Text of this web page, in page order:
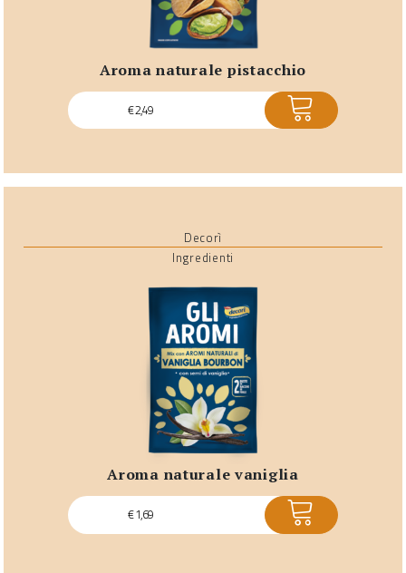
aroma naturale pistacchio
€2,49 ACQUISTA
Decorì
Ingredienti
aroma naturale vaniglia
€1,69 ACQUISTA